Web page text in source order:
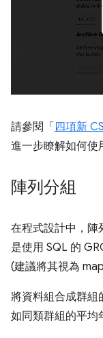
請參閱「四項新
進一步瞭解如何使
陣列分組
在程式設計中，陣
是使用 SQL 的
(建議將其視為
將資料組合成群組
如同類群組的平均